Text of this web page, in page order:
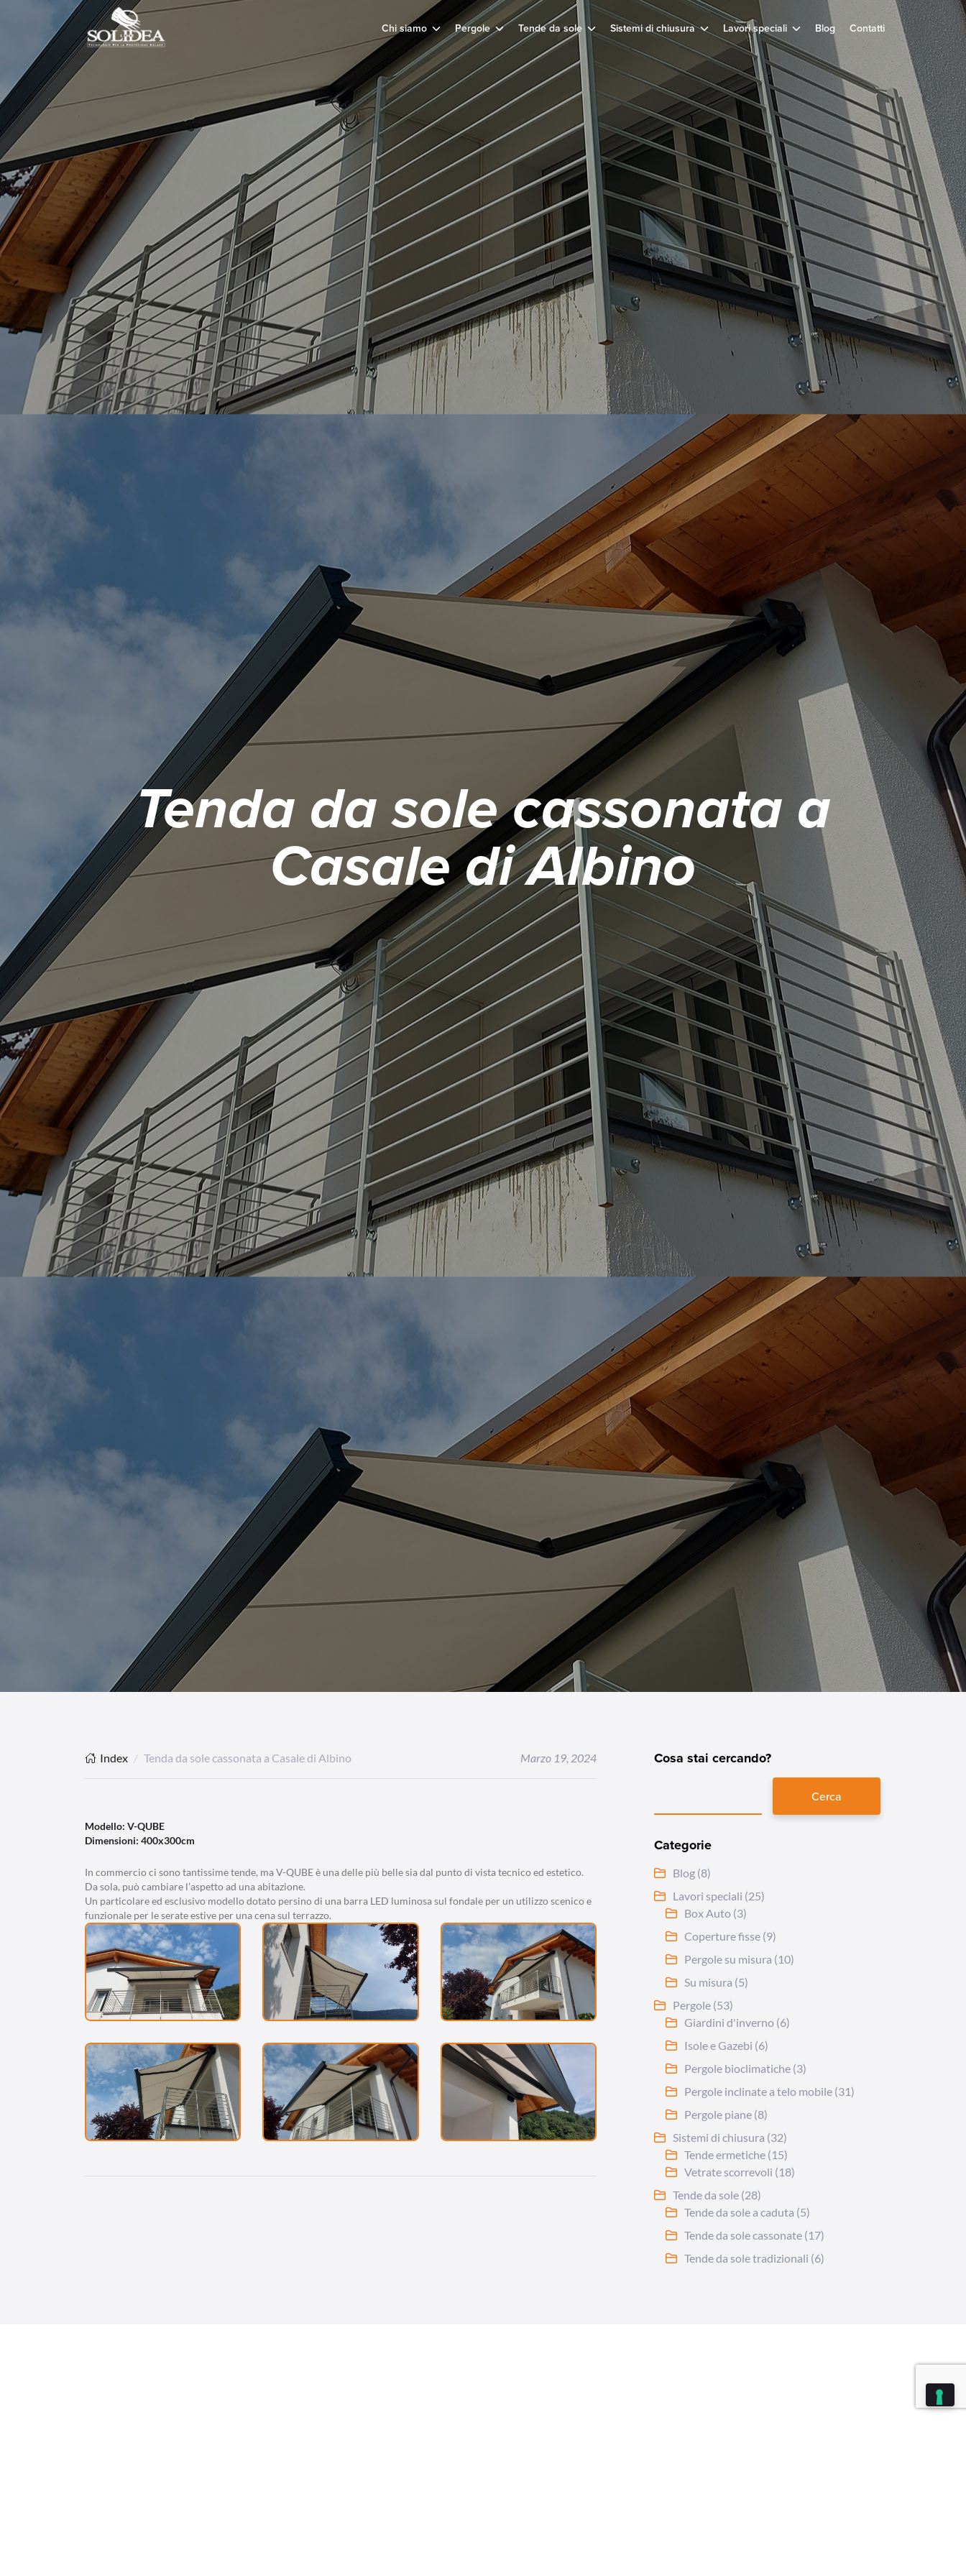
Chi siamo Pergole Tende da sole Sistemi di chiusura Lavori speciali Blog Contatti
Tenda da sole cassonata a
Casale di Albino
Index Tenda da sole cassonata a Casale di Albino Marzo 19, 2024
Modello: V-QUBE
Dimensioni: 400x300cm
In commercio ci sono tantissime tende, ma V-QUBE è una delle più belle sia dal punto di vista tecnico ed estetico.
Da sola, può cambiare l’aspetto ad una abitazione.
Un particolare ed esclusivo modello dotato persino di una barra LED luminosa sul fondale per un utilizzo scenico e
funzionale per le serate estive per una cena sul terrazzo.
Cosa stai cercando?
Cerca
Categorie
Blog (8)
Lavori speciali (25)
Box Auto (3)
Coperture fisse (9)
Pergole su misura (10)
Su misura (5)
Pergole (53)
Giardini d'inverno (6)
Isole e Gazebi (6)
Pergole bioclimatiche (3)
Pergole inclinate a telo mobile (31)
Pergole piane (8)
Sistemi di chiusura (32)
Tende ermetiche (15)
Vetrate scorrevoli (18)
Tende da sole (28)
Tende da sole a caduta (5)
Tende da sole cassonate (17)
Tende da sole tradizionali (6)